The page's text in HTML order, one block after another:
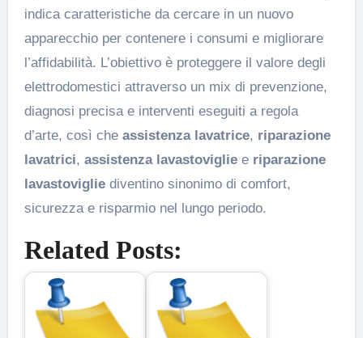
indica caratteristiche da cercare in un nuovo
apparecchio per contenere i consumi e migliorare
l’affidabilità. L’obiettivo è proteggere il valore degli
elettrodomestici attraverso un mix di prevenzione,
diagnosi precisa e interventi eseguiti a regola
d’arte, così che assistenza lavatrice, riparazione
lavatrici, assistenza lavastovigliee riparazione
lavastovigliediventino sinonimo di comfort,
sicurezza e risparmio nel lungo periodo.
Related Posts: